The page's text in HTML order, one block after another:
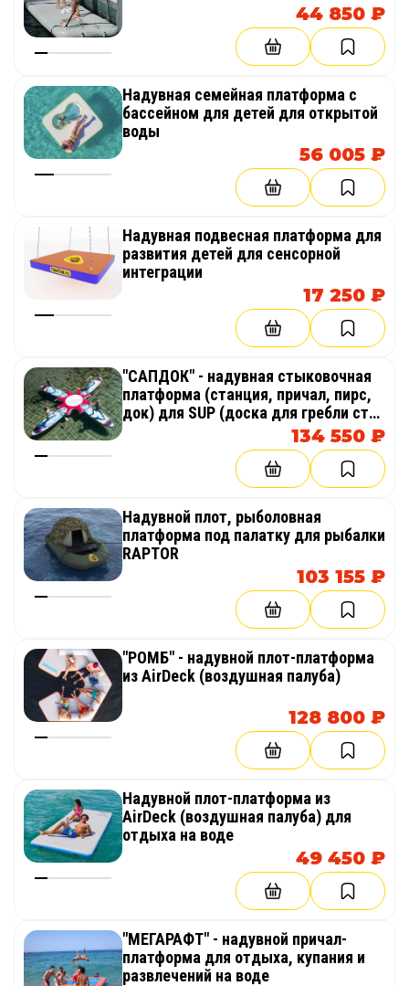
44 850 ₽
Надувная семейная платформа с
бассейном для детей для открытой
воды
56 005 ₽
Надувная подвесная платформа для
развития детей для сенсорной
интеграции
17 250 ₽
"САПДОК" - надувная стыковочная
платформа (станция, причал, пирс,
док) для SUP (доска для гребли стоя
134 550 ₽
Надувной плот, рыболовная
платформа под палатку для рыбалки
RAPTOR
103 155 ₽
"РОМБ" - надувной плот-платформа
из AirDeck (воздушная палуба)
128 800 ₽
Надувной плот-платформа из
AirDeck (воздушная палуба) для
отдыха на воде
49 450 ₽
"МЕГАРАФТ" - надувной причал-
платформа для отдыха, купания и
развлечений на воде